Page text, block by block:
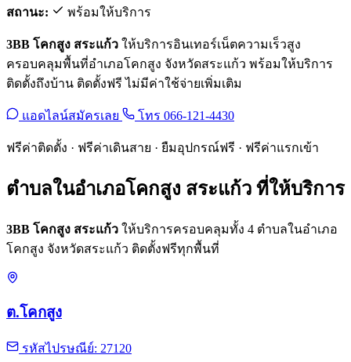
สถานะ:
พร้อมให้บริการ
3BB โคกสูง สระแก้ว ให้บริการอินเทอร์เน็ตความเร็วสูง
ครอบคลุมพื้นที่อำเภอโคกสูง จังหวัดสระแก้ว พร้อมให้บริการ
ติดตั้งถึงบ้าน ติดตั้งฟรี ไม่มีค่าใช้จ่ายเพิ่มเติม
แอดไลน์สมัครเลย โทร 066-121-4430
ฟรีค่าติดตั้ง · ฟรีค่าเดินสาย · ยืมอุปกรณ์ฟรี · ฟรีค่าแรกเข้า
ตำบลในอำเภอโคกสูง สระแก้ว ที่ให้บริการ
3BB โคกสูง สระแก้ว ให้บริการครอบคลุมทั้ง 4 ตำบลในอำเภอ
โคกสูง จังหวัดสระแก้ว ติดตั้งฟรีทุกพื้นที่
ต.โคกสูง
รหัสไปรษณีย์: 27120